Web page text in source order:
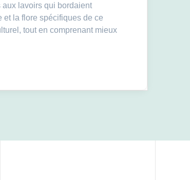
aux lavoirs qui bordaient
et la flore spécifiques de ce
tout en comprenant mieux